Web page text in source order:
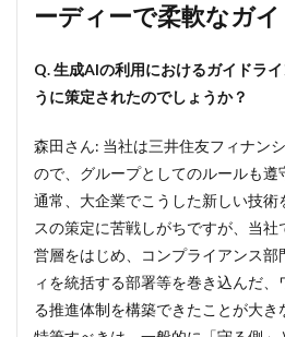
て集
成。
「デ
ジタ
レー
ニー
制
度」
全社
員の
スキ
ルア
ップ
を強
ーディーで柔軟なガ
Q. 生成AIの利用におけるガイドラ
うに策定されたのでしょうか？
森田さん: 当社は三井住友フィナン
ので、グループとしてのルールも遵
通常、大企業でこうした新しい技術
スの策定に苦戦しがちですが、当
営層をはじめ、コンプライアンス部
ィを統括する部署等を巻き込んだ、
る推進体制を構築できたことが大き